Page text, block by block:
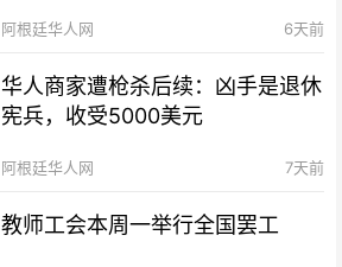
阿根廷华人网 6天前
华人商家遭枪杀后续：凶手是退休
宪兵，收受5000美元
阿根廷华人网 7天前
教师工会本周一举行全国罢工